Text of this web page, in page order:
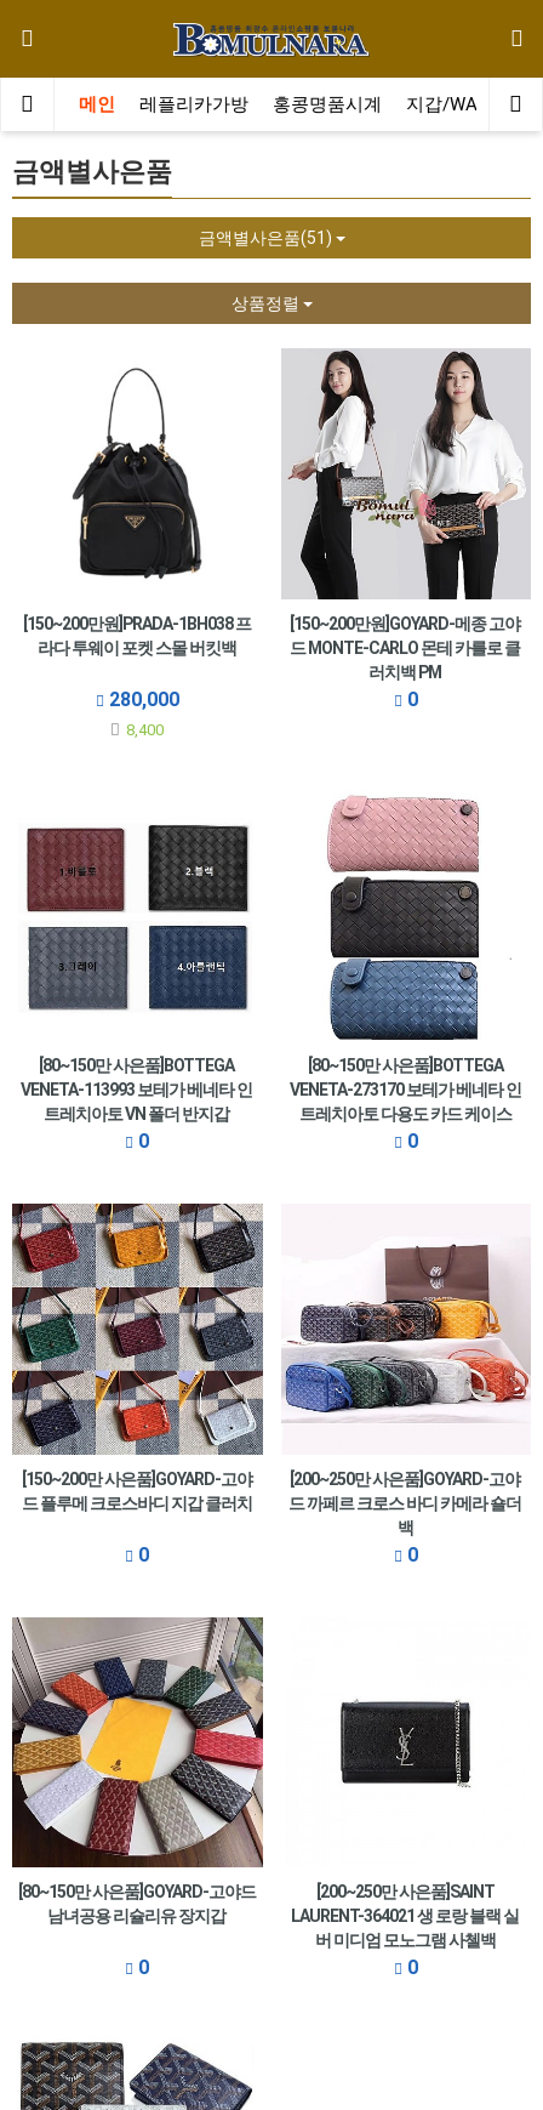
메인 레플리카가방 홍콩명품시계 지갑/WALLET
금액별사은품
금액별사은품(51)
상품정렬
[150~200만원]PRADA-1BH038 프
라다 투웨이 포켓 스몰 버킷백
280,000
8,400
[150~200만원]GOYARD-메종 고야
드 MONTE-CARLO 몬테 카를로 클
러치백 PM
0
[80~150만 사은품]BOTTEGA
VENETA-113993 보테가 베네타 인
트레치아토 VN 폴더 반지갑
0
[80~150만 사은품]BOTTEGA
VENETA-273170 보테가 베네타 인
트레치아토 다용도 카드 케이스
0
[150~200만 사은품]GOYARD-고야
드 플루메 크로스바디 지갑 클러치
0
[200~250만 사은품]GOYARD-고야
드 까페르 크로스 바디 카메라 숄더
백
0
[80~150만 사은품]GOYARD-고야드
남녀공용 리슐리유 장지갑
0
[200~250만 사은품]SAINT
LAURENT-364021 생 로랑 블랙 실
버 미디엄 모노그램 사첼백
0